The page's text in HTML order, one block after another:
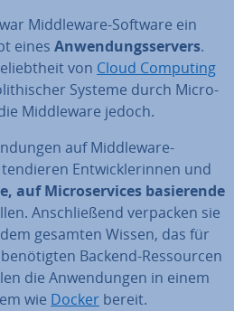
Midd­le­wa­re-Software ein
eines An­wen­dungs­ser­vers.
von Cloud Computing
Systeme durch Mi­cro­
Midd­le­wa­re jedoch.
auf Midd­le­wa­re-
Ent­wick­le­rin­nen und
auf Mi­cro­ser­vices ba­sie­ren­de
An­schlie­ßend verpacken sie
gesamten Wissen, das für
Backend-Res­sour­cen
die An­wen­dun­gen in einem
wie Docker bereit.